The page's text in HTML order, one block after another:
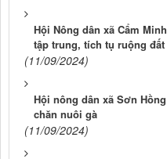
Hội Nông dân xã Cẩm
tập trung, tích tụ ruộng đất
(11/09/2024)
Hội nông dân xã Sơn
chăn nuôi gà
(11/09/2024)